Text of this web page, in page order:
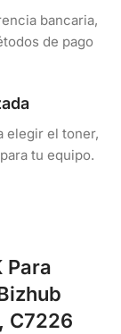
bancaria,
de pago
elegir el toner,
tu equipo.
Para
C7226